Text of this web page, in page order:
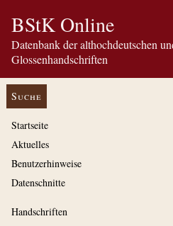
BStK Online
Datenbank der althochdeutschen
Glossenhandschriften
Suche
Startseite
Aktuelles
Benutzerhinweise
Datenschnitte
Handschriften